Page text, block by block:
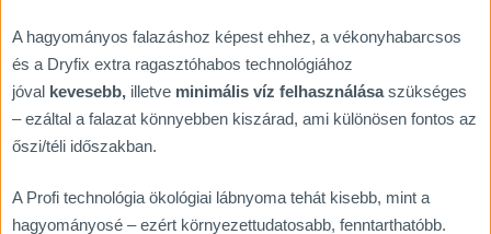
A hagyományos falazáshoz képest ehhez, a vékonyhabarcsos
és a Dryfix extra ragasztóhabos technológiához
jóval kevesebb, illetve minimális víz felhasználásaszükséges
– ezáltal a falazat könnyebben kiszárad, ami különösen fontos az
őszi/téli időszakban.
A Profi technológia ökológiai lábnyoma tehát kisebb, mint a
hagyományosé – ezért környezettudatosabb, fenntarthatóbb.